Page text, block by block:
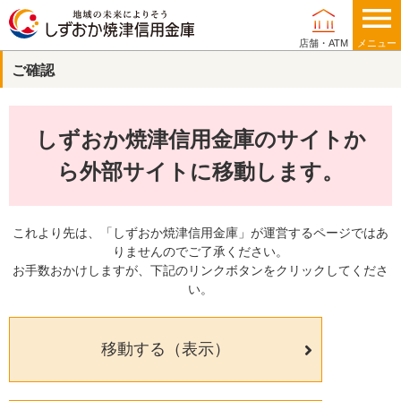
店舗・ATM メニュー
法人・事業主のお客さま
当金庫について
ご確認
しずおか焼津信用金庫のサイトか
ら外部サイトに移動します。
これより先は、「しずおか焼津信用金庫」が運営するページではあ
りませんのでご了承ください。
お手数おかけしますが、下記のリンクボタンをクリックしてくださ
い。
移動する（表示）